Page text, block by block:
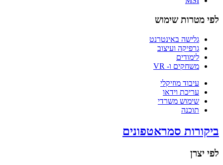
לפי מטרות שימוש
גלישה באינטרנט
גרפיקה ועיצוב
לימודים
משחקים ו- VR
עיבוד מוזיקלי
עריכת וידאו
שימוש משרדי
תוכנה
ביקורות סמראטפונים
לפי יצרן